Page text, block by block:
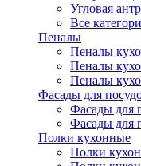
Угловая
Все
Пеналы
Пеналы
Пеналы
Пеналы
Фасады для
Фасады для
Фасады для
Полки кухонные
Полки